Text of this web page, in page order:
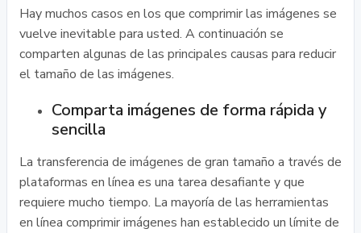
Hay muchos casos en los que comprimir las imágenes se
vuelve inevitable para usted. A continuación se
comparten algunas de las principales causas para reducir
el tamaño de las imágenes.
Comparta imágenes de forma rápida y
sencilla
La transferencia de imágenes de gran tamaño a través de
plataformas en línea es una tarea desafiante y que
requiere mucho tiempo. La mayoría de las herramientas
en línea comprimir imágenes han establecido un límite de